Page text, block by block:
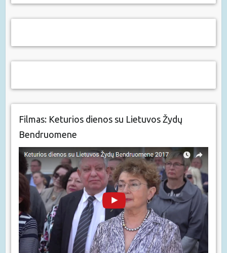
Filmas: Keturios dienos su Lietuvos Žydų
Bendruomene